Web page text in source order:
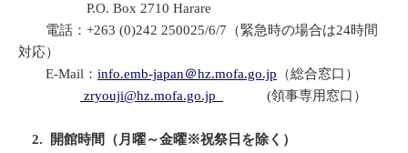
P.O. Box 2710 Harare
電話：+263 (0)242 250025/6/7（緊急時の場合は24時間
対応）
E-Mail： info.emb-japan＠hz.mofa.go.jp （総合窓口）
zryouji@hz.mofa.go.jp
(領事専用窓口）
2. 開館時間（月曜～金曜※祝祭日を除く）